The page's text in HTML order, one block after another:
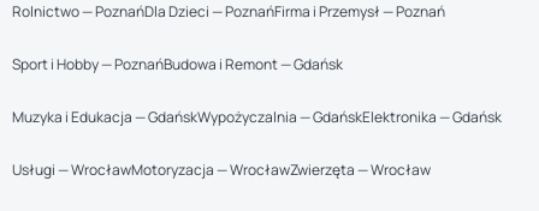
Rolnictwo — PoznańDla Dzieci — PoznańFirma i Przemysł — Poznań
Sport i Hobby — PoznańBudowa i Remont — Gdańsk
Muzyka i Edukacja — GdańskWypożyczalnia — GdańskElektronika — Gdańsk
Usługi — WrocławMotoryzacja — WrocławZwierzęta — Wrocław